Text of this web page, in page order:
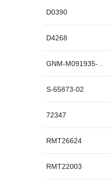
D0390
D4268
S-65873-02
72347
RMT26624
RMT22003